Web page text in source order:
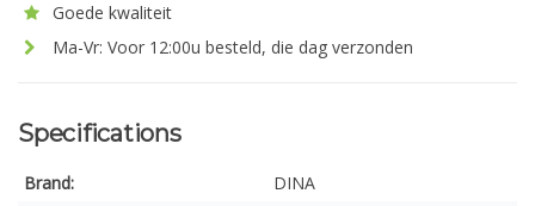
Goede kwaliteit
Ma-Vr: Voor 12:00u besteld, die dag verzonden
Specifications
Brand:
DINA